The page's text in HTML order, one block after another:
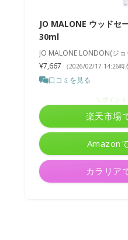
JO MALONE ウッドセ
30ml
JO MALONE LONDON(ジ
¥7,667
（2026/02/17 14:26時
口コミを見る
Amazon
＼ポイン
楽天市場
カラリア